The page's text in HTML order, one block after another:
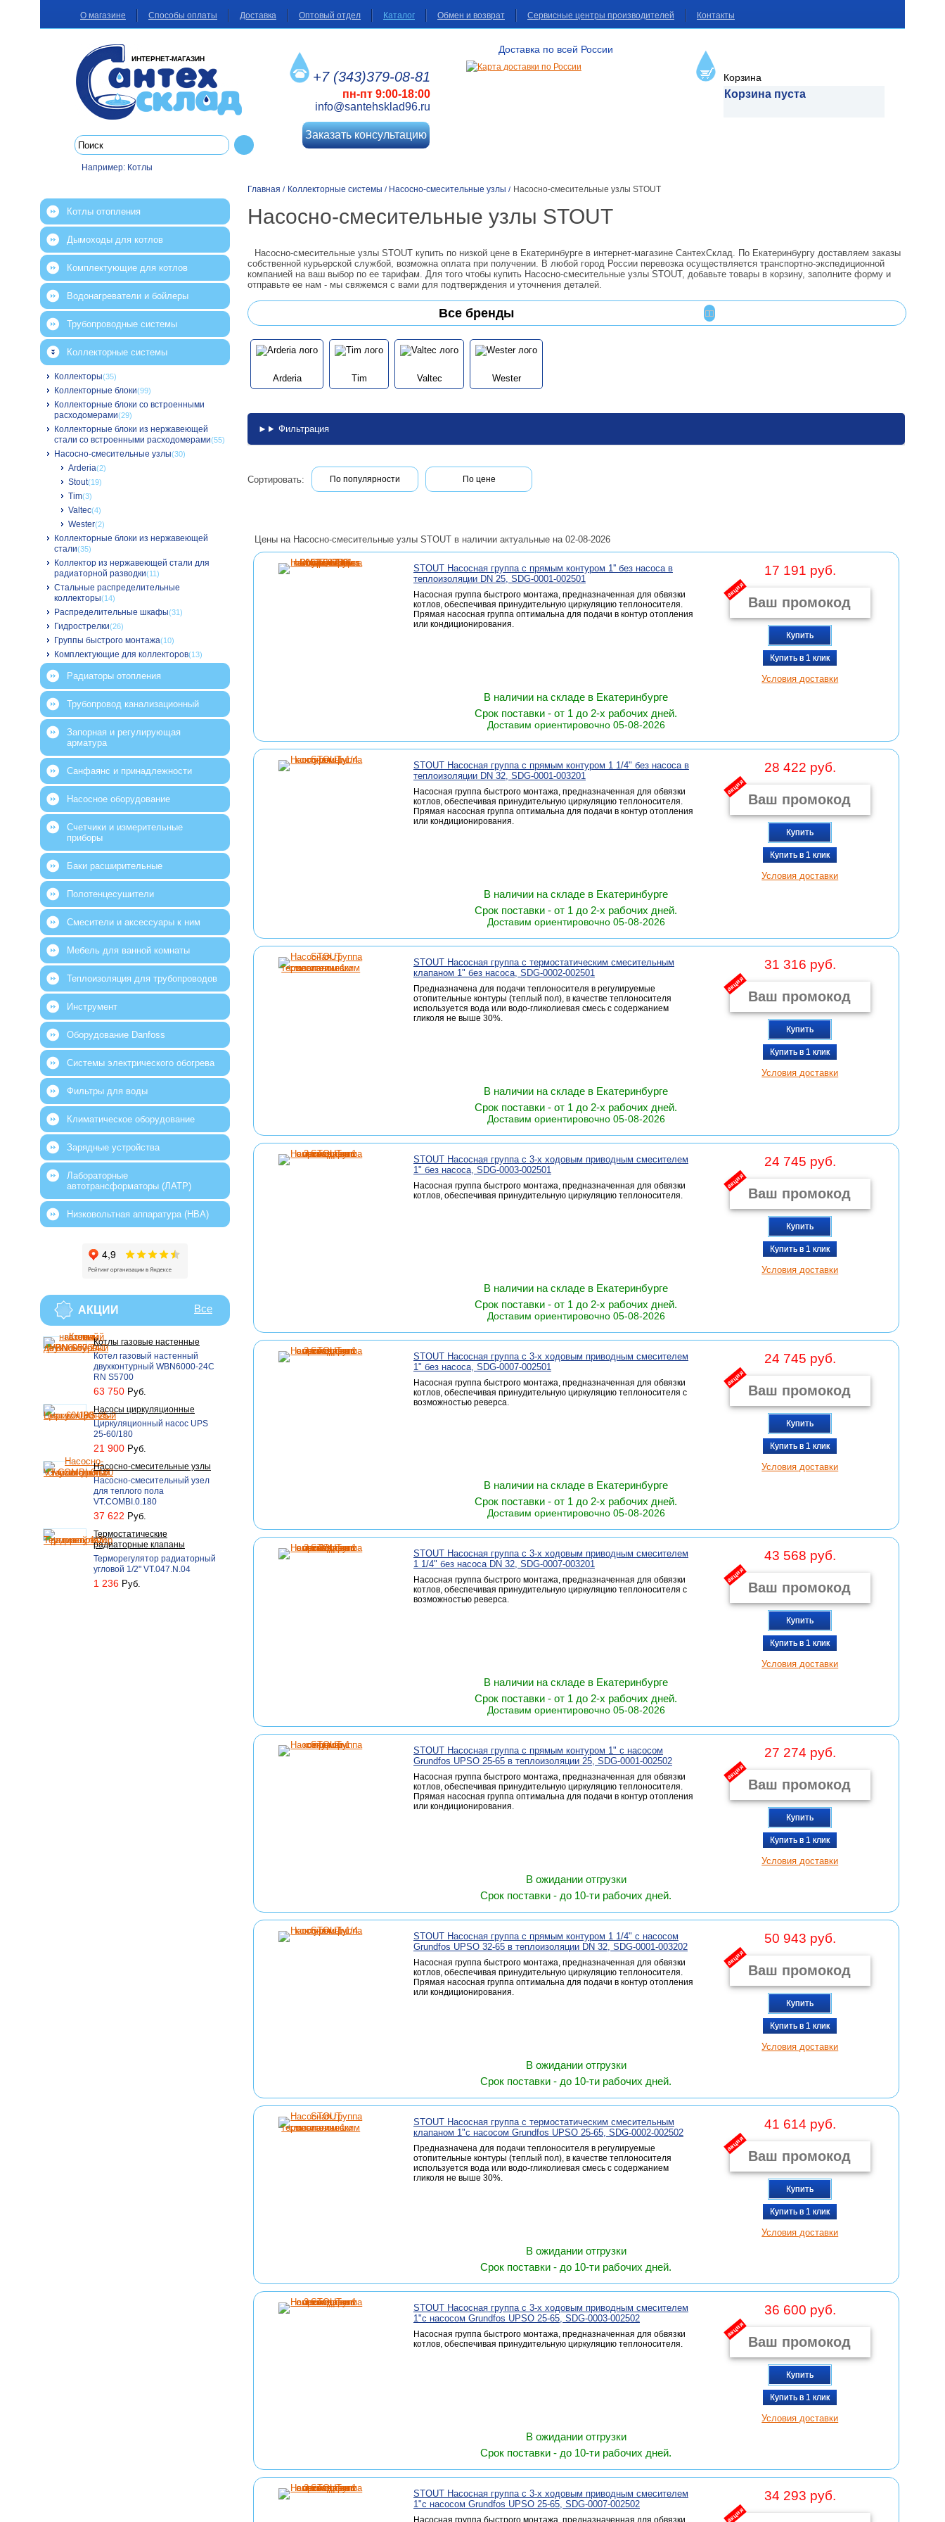
О магазине Способы оплаты Доставка Оптовый отдел Каталог Обмен и возврат Сервисные центры производителей Контакты
ИНТЕРНЕТ-МАГАЗИН
Например: Котлы
+7 (343)379-08-81
пн-пт 9:00-18:00
info@santehsklad96.ru
Заказать консультацию
Доставка по всей России
Корзина
Корзина пуста
Главная / Коллекторные системы / Насосно-смесительные узлы / Насосно-смесительные узлы STOUT
Насосно-смесительные узлы STOUT
Насосно-смесительные узлы STOUT купить по низкой цене в Екатеринбурге в интернет-магазине СантехСклад. По Екатеринбургу доставляем заказы
собственной курьерской службой, возможна оплата при получении. В любой город России перевозка осуществляется транспортно-экспедиционной
компанией на ваш выбор по ее тарифам. Для того чтобы купить Насосно-смесительные узлы STOUT, добавьте товары в корзину, заполните форму и
отправьте ее нам - мы свяжемся с вами для подтверждения и уточнения деталей.
Все бренды
Arderia Tim Valtec Wester
Фильтрация
Сортировать: По популярности По цене
Цены на Насосно-смесительные узлы STOUT в наличии актуальные на 02-08-2026
STOUT Насосная группа с прямым контуром 1'' без насоса в
теплоизоляции DN 25, SDG-0001-002501
Насосная группа быстрого монтажа, предназначенная для обвязки
котлов, обеспечивая принудительную циркуляцию теплоносителя.
Прямая насосная группа оптимальна для подачи в контур отопления
или кондиционирования.
17 191 руб.
акция
Купить
Купить в 1 клик
Условия доставки
В наличии на складе в Екатеринбурге
Срок поставки - от 1 до 2-х рабочих дней.
Доставим ориентировочно 05-08-2026
STOUT Насосная группа с прямым контуром 1 1/4" без насоса в
теплоизоляции DN 32, SDG-0001-003201
Насосная группа быстрого монтажа, предназначенная для обвязки
котлов, обеспечивая принудительную циркуляцию теплоносителя.
Прямая насосная группа оптимальна для подачи в контур отопления
или кондиционирования.
28 422 руб.
акция
Купить
Купить в 1 клик
Условия доставки
В наличии на складе в Екатеринбурге
Срок поставки - от 1 до 2-х рабочих дней.
Доставим ориентировочно 05-08-2026
STOUT Насосная группа с термостатическим смесительным
клапаном 1" без насоса, SDG-0002-002501
Предназначена для подачи теплоносителя в регулируемые
отопительные контуры (теплый пол), в качестве теплоносителя
используется вода или водо-гликолиевая смесь с содержанием
гликоля не выше 30%.
31 316 руб.
акция
Купить
Купить в 1 клик
Условия доставки
В наличии на складе в Екатеринбурге
Срок поставки - от 1 до 2-х рабочих дней.
Доставим ориентировочно 05-08-2026
STOUT Насосная группа с 3-х ходовым приводным смесителем
1" без насоса, SDG-0003-002501
Насосная группа быстрого монтажа, предназначенная для обвязки
котлов, обеспечивая принудительную циркуляцию теплоносителя.
24 745 руб.
акция
Купить
Купить в 1 клик
Условия доставки
В наличии на складе в Екатеринбурге
Срок поставки - от 1 до 2-х рабочих дней.
Доставим ориентировочно 05-08-2026
STOUT Насосная группа с 3-х ходовым приводным смесителем
1" без насоса, SDG-0007-002501
Насосная группа быстрого монтажа, предназначенная для обвязки
котлов, обеспечивая принудительную циркуляцию теплоносителя с
возможностью реверса.
24 745 руб.
акция
Купить
Купить в 1 клик
Условия доставки
В наличии на складе в Екатеринбурге
Срок поставки - от 1 до 2-х рабочих дней.
Доставим ориентировочно 05-08-2026
STOUT Насосная группа с 3-х ходовым приводным смесителем
1 1/4" без насоса DN 32, SDG-0007-003201
Насосная группа быстрого монтажа, предназначенная для обвязки
котлов, обеспечивая принудительную циркуляцию теплоносителя с
возможностью реверса.
43 568 руб.
акция
Купить
Купить в 1 клик
Условия доставки
В наличии на складе в Екатеринбурге
Срок поставки - от 1 до 2-х рабочих дней.
Доставим ориентировочно 05-08-2026
STOUT Насосная группа с прямым контуром 1" с насосом
Grundfos UPSO 25-65 в теплоизоляции 25, SDG-0001-002502
Насосная группа быстрого монтажа, предназначенная для обвязки
котлов, обеспечивая принудительную циркуляцию теплоносителя.
Прямая насосная группа оптимальна для подачи в контур отопления
или кондиционирования.
27 274 руб.
акция
Купить
Купить в 1 клик
Условия доставки
В ожидании отгрузки
Срок поставки - до 10-ти рабочих дней.
STOUT Насосная группа с прямым контуром 1 1/4" с насосом
Grundfos UPSO 32-65 в теплоизоляции DN 32, SDG-0001-003202
Насосная группа быстрого монтажа, предназначенная для обвязки
котлов, обеспечивая принудительную циркуляцию теплоносителя.
Прямая насосная группа оптимальна для подачи в контур отопления
или кондиционирования.
50 943 руб.
акция
Купить
Купить в 1 клик
Условия доставки
В ожидании отгрузки
Срок поставки - до 10-ти рабочих дней.
STOUT Насосная группа с термостатическим смесительным
клапаном 1"с насосом Grundfos UPSO 25-65, SDG-0002-002502
Предназначена для подачи теплоносителя в регулируемые
отопительные контуры (теплый пол), в качестве теплоносителя
используется вода или водо-гликолиевая смесь с содержанием
гликоля не выше 30%.
41 614 руб.
акция
Купить
Купить в 1 клик
Условия доставки
В ожидании отгрузки
Срок поставки - до 10-ти рабочих дней.
STOUT Насосная группа с 3-х ходовым приводным смесителем
1"с насосом Grundfos UPSO 25-65, SDG-0003-002502
Насосная группа быстрого монтажа, предназначенная для обвязки
котлов, обеспечивая принудительную циркуляцию теплоносителя.
36 600 руб.
акция
Купить
Купить в 1 клик
Условия доставки
В ожидании отгрузки
Срок поставки - до 10-ти рабочих дней.
STOUT Насосная группа с 3-х ходовым приводным смесителем
1"с насосом Grundfos UPSO 25-65, SDG-0007-002502
Насосная группа быстрого монтажа, предназначенная для обвязки
34 293 руб.
акция
Котлы отопления
Дымоходы для котлов
Комплектующие для котлов
Водонагреватели и бойлеры
Трубопроводные системы
Коллекторные системы
Коллекторы(35)
Коллекторные блоки(99)
Коллекторные блоки со встроенными
расходомерами(29)
Коллекторные блоки из нержавеющей
стали со встроенными расходомерами(55)
Насосно-смесительные узлы(30)
Arderia(2)
Stout(19)
Tim(3)
Valtec(4)
Wester(2)
Коллекторные блоки из нержавеющей
стали(35)
Коллектор из нержавеющей стали для
радиаторной разводки(11)
Стальные распределительные
коллекторы(14)
Распределительные шкафы(31)
Гидрострелки(26)
Группы быстрого монтажа(10)
Комплектующие для коллекторов(13)
Радиаторы отопления
Трубопровод канализационный
Запорная и регулирующая
арматура
Санфаянс и принадлежности
Насосное оборудование
Счетчики и измерительные
приборы
Баки расширительные
Полотенцесушители
Смесители и аксессуары к ним
Мебель для ванной комнаты
Теплоизоляция для трубопроводов
Инструмент
Оборудование Danfoss
Системы электрического обогрева
Фильтры для воды
Климатическое оборудование
Зарядные устройства
Лабораторные
автотрансформаторы (ЛАТР)
Низковольтная аппаратура (НВА)
АКЦИИ Все
Котлы газовые настенные
Котел газовый настенный
двухконтурный WBN6000-24C
RN S5700
63 750 Руб.
Насосы циркуляционные
Циркуляционный насос UPS
25-60/180
21 900 Руб.
Насосно-смесительные узлы
Насосно-смесительный узел
для теплого пола
VT.COMBI.0.180
37 622 Руб.
Термостатические
радиаторные клапаны
Терморегулятор радиаторный
угловой 1/2" VT.047.N.04
1 236 Руб.